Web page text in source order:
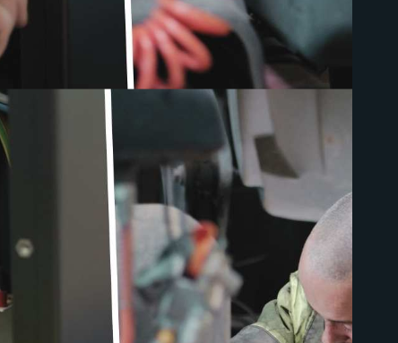
En tant qu'apprenti au centre de formation DEBELEC,
j'ai trouvé l'expérience extrêmement bénéfique. Les
formateurs sont des experts avec plus de 20 ans
d'expérience, et les programmes de formation sont
parfaitement adaptés, que l'on soit débutant ou
expérimenté. J'ai particulièrement apprécié la flexibilité
des formats de formation, qui m'ont permis de m'adapter
selon mon emploi du temps. Les cours d'Habilitation
électrique et d'IRVE ont été des points forts, me
fournissant les compétences nécessaires pour travailler
en toute sécurité et efficacité. Je recommande vivement